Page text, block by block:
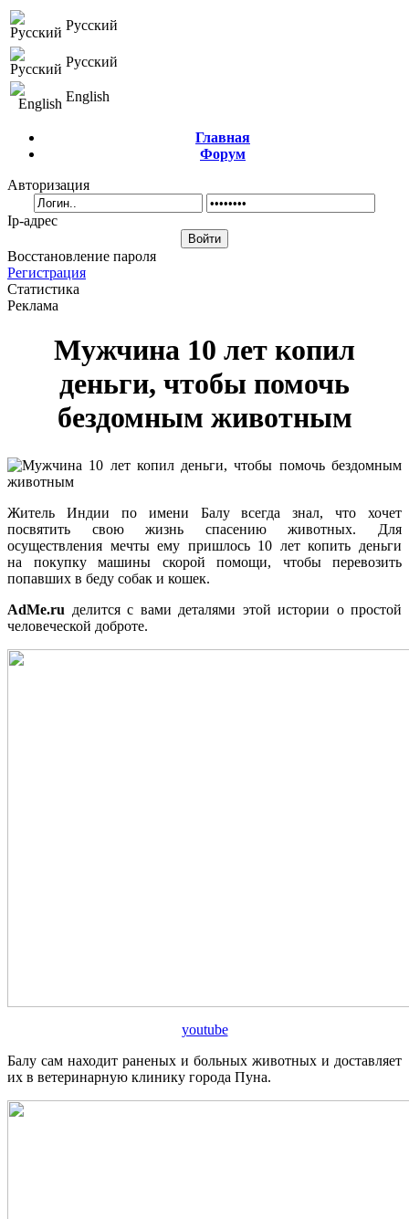
Русский
Русский
English
Главная
Форум
Авторизация
Ip-адрес
Восстановление пароля
Регистрация
Статистика
Реклама
Мужчина 10 лет копил
деньги, чтобы помочь
бездомным животным
Житель Индии по имени Балу всегда знал, что хочет
посвятить свою жизнь спасению животных. Для
осуществления мечты ему пришлось 10 лет копить деньги
на покупку машины скорой помощи, чтобы перевозить
попавших в беду собак и кошек.
AdMe.ru делится с вами деталями этой истории о простой
человеческой доброте.
youtube
Балу сам находит раненых и больных животных и доставляет
их в ветеринарную клинику города Пуна.